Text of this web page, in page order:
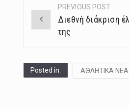
Post
navigation
PREVIOUS POST
Διεθνή διάκριση
της
Posted in: ΑΘΛΗΤΙΚΑ ΝΕΑ